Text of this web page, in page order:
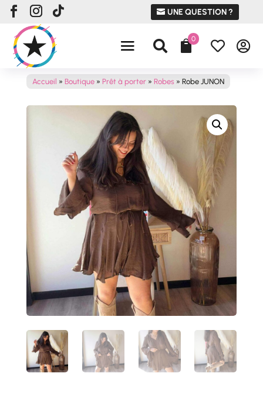
UNE QUESTION ?
 0  
Accueil » Boutique» Prêt à porter» Robes» Robe JUNON